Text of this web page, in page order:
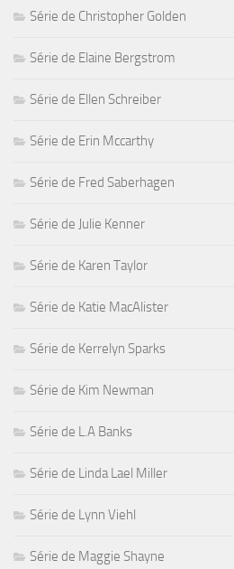
Série de Christopher Golden
Série de Elaine Bergstrom
Série de Ellen Schreiber
Série de Erin Mccarthy
Série de Fred Saberhagen
Série de Julie Kenner
Série de Karen Taylor
Série de Katie MacAlister
Série de Kerrelyn Sparks
Série de Kim Newman
Série de L.A Banks
Série de Linda Lael Miller
Série de Lynn Viehl
Série de Maggie Shayne